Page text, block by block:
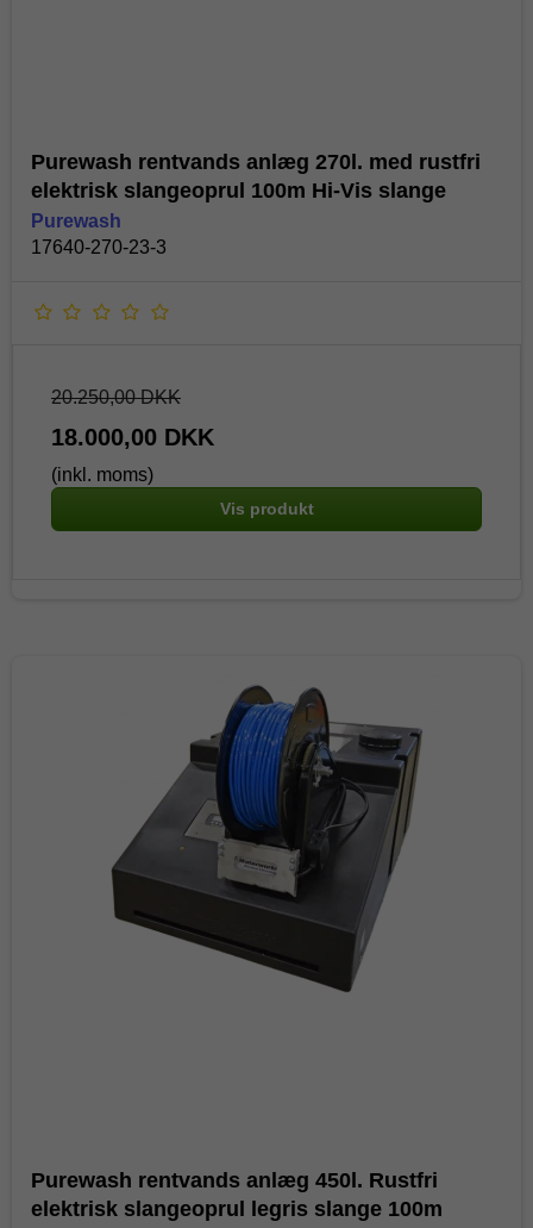
Purewash rentvands anlæg 270l. med rustfri
elektrisk slangeoprul 100m Hi-Vis slange
Purewash
17640-270-23-3
20.250,00 DKK
18.000,00 DKK
(inkl. moms)
Vis produkt
Purewash rentvands anlæg 450l. Rustfri
elektrisk slangeoprul legris slange 100m